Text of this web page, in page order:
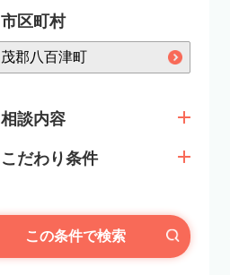
市区町村
相談内容
こだわり条件
この条件で検索